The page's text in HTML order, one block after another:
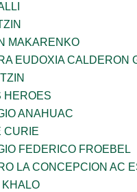
MAKARENKO
EUDOXIA CALDERON
HEROES
ANAHUAC
CURIE
FEDERICO FROEBEL
LA CONCEPCION AC
KHALO